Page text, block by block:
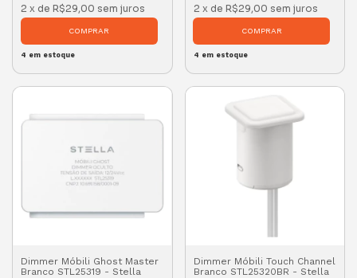
2 x de R$29,00 sem juros
4 em estoque
2 x de R$29,00 sem juros
4 em estoque
Dimmer Móbili Ghost Master
Branco STL25319 - Stella
Dimmer Móbili Touch Channel
Branco STL25320BR - Stella